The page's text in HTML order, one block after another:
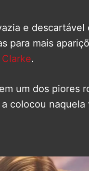
e descartável
para mais
.
um dos piores
colocou naquela